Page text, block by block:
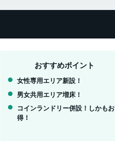
おすすめポイント
女性専用エリア新設！
男女共用エリア増床！
コインランドリー併設！しかもお
得！